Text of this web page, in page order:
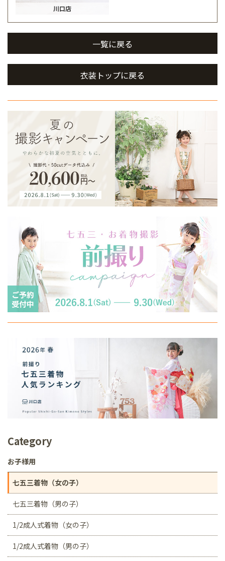
川口店
一覧に戻る
衣装トップに戻る
Category
お子様用
七五三着物（女の子）
七五三着物（男の子）
1/2成人式着物（女の子）
1/2成人式着物（男の子）